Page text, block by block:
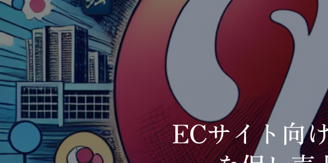
ECサイト向